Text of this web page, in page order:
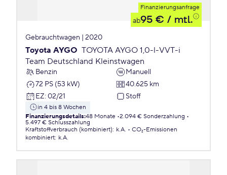
Finanzierungsanfrage
ab95 € / mtl.
Gebrauchtwagen | 2020
Toyota AYGO TOYOTA AYGO 1,0-l-VVT-i
Team Deutschland Kleinstwagen
Benzin
Manuell
72 PS (53 kW)
40.625 km
EZ: 02/21 Stoff
in 4 bis 8 Wochen
Finanzierungsdetails:48 Monate 2.094 € Sonderzahlung
5.497 € Schlusszahlung
Kraftstoffverbrauch (kombiniert): k.A.
CO₂-Emissionen
kombiniert: k.A.